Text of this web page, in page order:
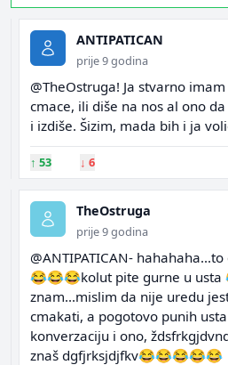
ANTIPATICAN
prije 9 godina
@TheOstruga! Ja stvarno
cmace, ili diše na nos al ono
i izdiše. Šizim, mada bih i ja
↑ 53 ↓ 6
TheOstruga
prije 9 godina
@ANTIPATICAN-
😂😂😂kolut pite gurne u
znam...mislim da nije uredu
cmakati, a pogotovo punih
konverzaciju i ono,
znaš dgfjrksjdjfkv😂😂😂😂😂